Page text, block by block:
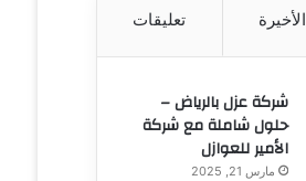
الأخيرة تعليقات
شركة عزل بالرياض –
حلول شاملة مع شركة
الأمير للعوازل
مارس 21, 2025